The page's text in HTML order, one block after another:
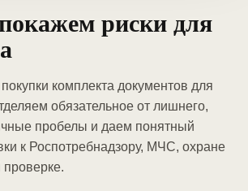
риски для
комплекта документов для
обязательное от лишнего,
пробелы и даем понятный
к Роспотребнадзору, МЧС, охране
проверке.